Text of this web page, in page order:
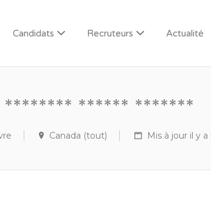
Candidats Recruteurs Actualité
******** ****** *******
Canada (tout) Mis à jour il y a